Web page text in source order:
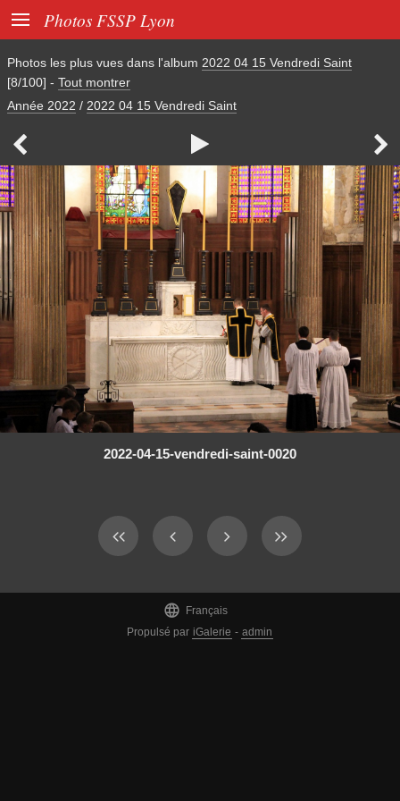
 Photos FSSP Lyon
Photos les plus vues dans l'album 2022 04 15 Vendredi Saint
[8/100] - Tout montrer
Année 2022 / 2022 04 15 Vendredi Saint
  
2022-04-15-vendredi-saint-0020

Français
Propulsé par iGalerie - admin